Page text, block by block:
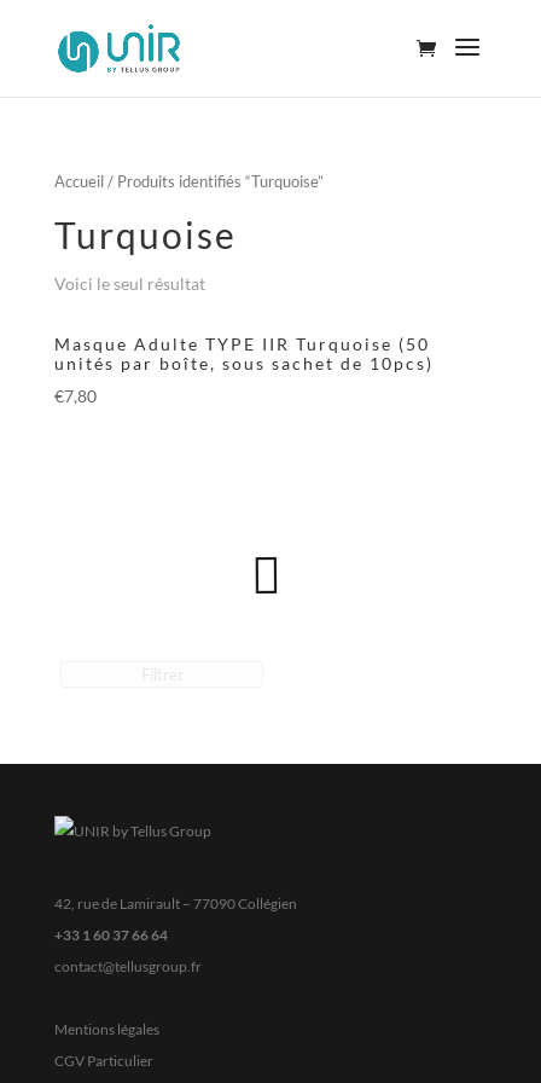
Accueil/ Produits identifiés “Turquoise”
Turquoise
Voici le seul résultat
Masque Adulte TYPE IIR Turquoise (50
unités par boîte, sous sachet de 10pcs)
€7,80
42, rue de Lamirault – 77090 Collégien
+33 1 60 37 66 64
contact@tellusgroup.fr
Mentions légales
CGV Particulier